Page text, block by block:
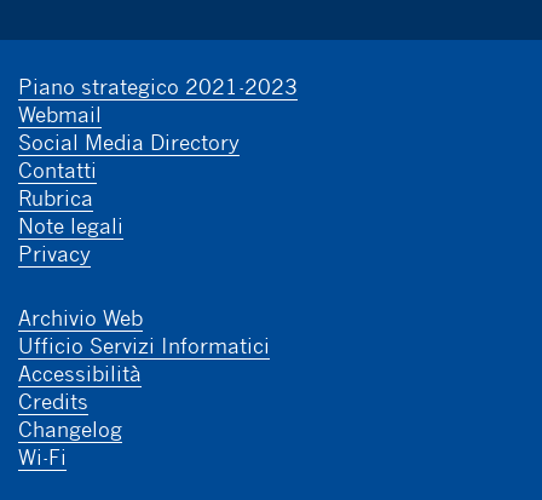
Piano strategico 2021-2023
Webmail
Social Media Directory
Contatti
Rubrica
Note legali
Privacy
Archivio Web
Ufficio Servizi Informatici
Accessibilità
Credits
Changelog
Wi-Fi